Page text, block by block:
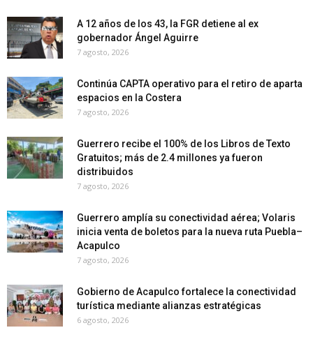
A 12 años de los 43, la FGR detiene al ex
gobernador Ángel Aguirre
7 agosto, 2026
Continúa CAPTA operativo para el retiro de aparta
espacios en la Costera
7 agosto, 2026
Guerrero recibe el 100% de los Libros de Texto
Gratuitos; más de 2.4 millones ya fueron
distribuidos
7 agosto, 2026
Guerrero amplía su conectividad aérea; Volaris
inicia venta de boletos para la nueva ruta Puebla–
Acapulco
7 agosto, 2026
Gobierno de Acapulco fortalece la conectividad
turística mediante alianzas estratégicas
6 agosto, 2026